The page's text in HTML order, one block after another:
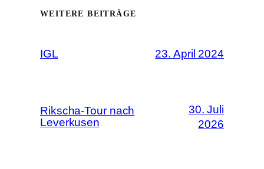
WEITERE BEITRÄGE
IGL 23. April 2024
Rikscha-Tour nach
Leverkusen
30. Juli
2026